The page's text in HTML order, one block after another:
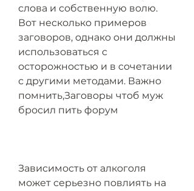
слова и собственную волю.
Вот несколько примеров
заговоров, однако они должны
использоваться с
осторожностью и в сочетании
с другими методами. Важно
помнить,Заговоры чтоб муж
бросил пить форум
Зависимость от алкоголя
может серьезно повлиять на